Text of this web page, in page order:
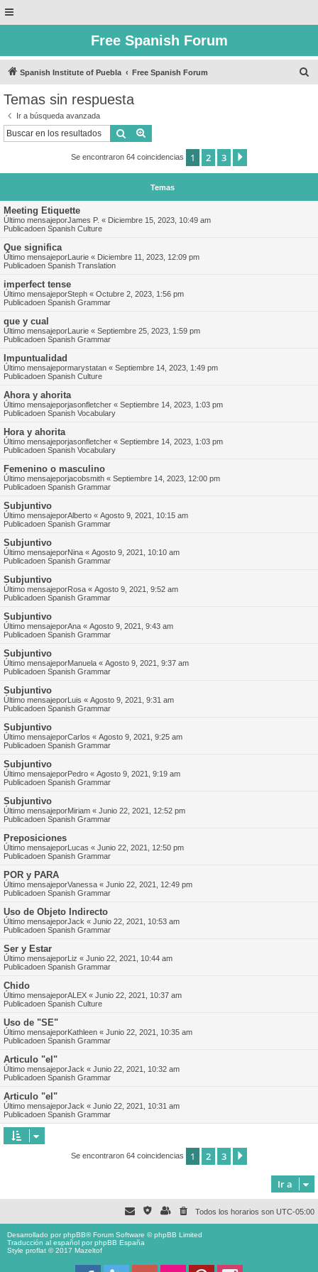
Free Spanish Forum
Spanish Institute of Puebla Free Spanish Forum
Temas sin respuesta
Ir a búsqueda avanzada
Buscar
Se encontraron 64 coincidencias 1 2 3
Temas
Meeting Etiquette
Último mensajeporJames P. « Diciembre 15, 2023, 10:49 am
Publicadoen Spanish Culture
Que significa
Último mensajeporLaurie « Diciembre 11, 2023, 12:09 pm
Publicadoen Spanish Translation
imperfect tense
Último mensajeporSteph « Octubre 2, 2023, 1:56 pm
Publicadoen Spanish Grammar
que y cual
Último mensajeporLaurie « Septiembre 25, 2023, 1:59 pm
Publicadoen Spanish Grammar
Impuntualidad
Último mensajepormarystatan « Septiembre 14, 2023, 1:49 pm
Publicadoen Spanish Culture
Ahora y ahorita
Último mensajeporjasonfletcher « Septiembre 14, 2023, 1:03 pm
Publicadoen Spanish Vocabulary
Hora y ahorita
Último mensajeporjasonfletcher « Septiembre 14, 2023, 1:03 pm
Publicadoen Spanish Vocabulary
Femenino o masculino
Último mensajeporjacobsmith « Septiembre 14, 2023, 12:00 pm
Publicadoen Spanish Grammar
Subjuntivo
Último mensajeporAlberto « Agosto 9, 2021, 10:15 am
Publicadoen Spanish Grammar
Subjuntivo
Último mensajeporNina « Agosto 9, 2021, 10:10 am
Publicadoen Spanish Grammar
Subjuntivo
Último mensajeporRosa « Agosto 9, 2021, 9:52 am
Publicadoen Spanish Grammar
Subjuntivo
Último mensajeporAna « Agosto 9, 2021, 9:43 am
Publicadoen Spanish Grammar
Subjuntivo
Último mensajeporManuela « Agosto 9, 2021, 9:37 am
Publicadoen Spanish Grammar
Subjuntivo
Último mensajeporLuis « Agosto 9, 2021, 9:31 am
Publicadoen Spanish Grammar
Subjuntivo
Último mensajeporCarlos « Agosto 9, 2021, 9:25 am
Publicadoen Spanish Grammar
Subjuntivo
Último mensajeporPedro « Agosto 9, 2021, 9:19 am
Publicadoen Spanish Grammar
Subjuntivo
Último mensajeporMiriam « Junio 22, 2021, 12:52 pm
Publicadoen Spanish Grammar
Preposiciones
Último mensajeporLucas « Junio 22, 2021, 12:50 pm
Publicadoen Spanish Grammar
POR y PARA
Último mensajeporVanessa « Junio 22, 2021, 12:49 pm
Publicadoen Spanish Grammar
Uso de Objeto Indirecto
Último mensajeporJack « Junio 22, 2021, 10:53 am
Publicadoen Spanish Grammar
Ser y Estar
Último mensajeporLiz « Junio 22, 2021, 10:44 am
Publicadoen Spanish Grammar
Chido
Último mensajeporALEX « Junio 22, 2021, 10:37 am
Publicadoen Spanish Culture
Uso de "SE"
Último mensajeporKathleen « Junio 22, 2021, 10:35 am
Publicadoen Spanish Grammar
Articulo "el"
Último mensajeporJack « Junio 22, 2021, 10:32 am
Publicadoen Spanish Grammar
Articulo "el"
Último mensajeporJack « Junio 22, 2021, 10:31 am
Publicadoen Spanish Grammar
Se encontraron 64 coincidencias 1 2 3
Ir a
Todos los horarios son UTC-05:00
Desarrollado porphpBB® Forum Software © phpBB Limited
Traducción al español porphpBB España
Style proflat © 2017 Mazeltof